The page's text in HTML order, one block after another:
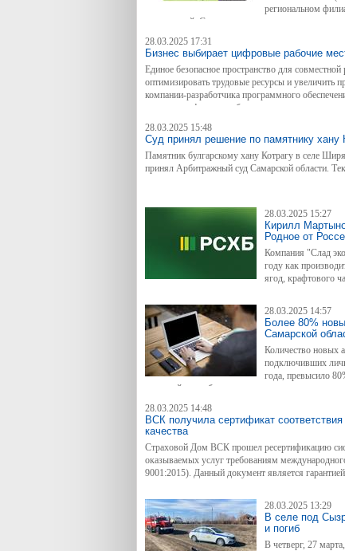
региональном
организаций. Среди них в основном
жителей Самарской области.
28.03.2025 17:31
Бизнес выбирает цифровые рабочие
Единое безопасное пространство для
оптимизировать трудовые ресурсы и увеличить
компании-разработчика программного
создания цифровых рабочих мест они
28.03.2025 15:48
Суд принял решение по памятнику хану
Памятник булгарскому хану Котрагу в селе
принял Арбитражный суд Самарской области.
28.03.2025 15:27
Кирилл
Родное от
Компания "Слад
году как
ягод, крафтового
28.03.2025 14:57
Более 80%
Самарской
Количество новых
подключивших
года, превысило
системой самообслуживания ежегодно
сервис пользуется у жителей Самары, Тольятти,
Похвистневского районов.
28.03.2025 14:48
ВСК получила сертификат
качества
Страховой Дом ВСК прошел ресертификацию
оказываемых услуг требованиям
9001:2015). Данный документ является
28.03.2025 13:29
В селе под
и погиб
В четверг, 27